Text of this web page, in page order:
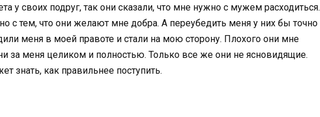
у своих подруг, так они сказали, что мне нужно с мужем расходиться.
с тем, что они желают мне добра. А переубедить меня у них бы точно
меня в моей правоте и стали на мою сторону. Плохого они мне
за меня целиком и полностью. Только все же они не ясновидящие.
знать, как правильнее поступить.